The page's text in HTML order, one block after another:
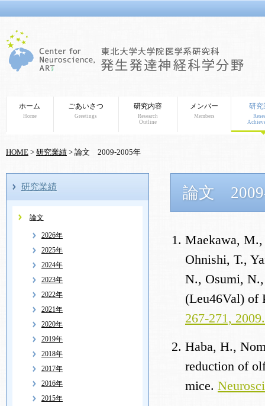
ホーム
Home
ごあいさつ
Greetings
研究内容
Research
Outline
メンバー
Members
研究
HOME > 研究業績 > 論文 2009-2005年
研究業績
論文
2026年
2025年
2024年
2023年
2022年
2021年
2020年
2019年
2018年
2017年
2016年
2015年
論文
Maekawa,
Ohnishi, T.,
N., Osumi,
(Leu46Val) of
267-271, 2009.
Haba, H.,
reduction of
mice.